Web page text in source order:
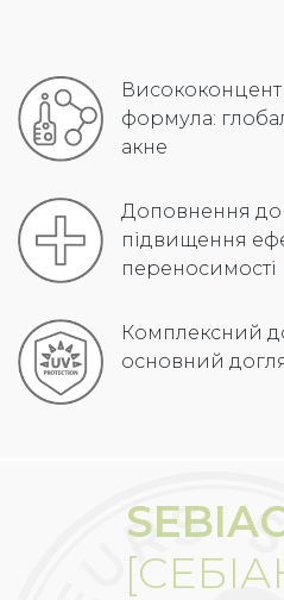
формула:
акне
Доповнення до
підвищення
переносимості
Комплексний
основний